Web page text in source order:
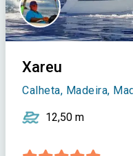
Xareu
Calheta, Madeira,
12,50 m